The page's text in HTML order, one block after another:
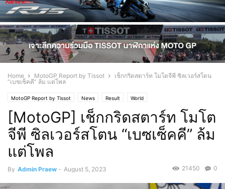
Home MotoGP Report by Tissot
เช็กกริดสตาร์ท โมโตจีพี ซิลเวอร์สโตน
“เบซเซ็คคี” ล้ม แต่โพล
MotoGP Report by Tissot News Result World
[MotoGP] เช็กกริดสตาร์ท โมโต
จีพี ซิลเวอร์สโตน “เบซเซ็คคี” ล้ม
แต่โพล
By Admin Praew - August 5, 2023 0
21450